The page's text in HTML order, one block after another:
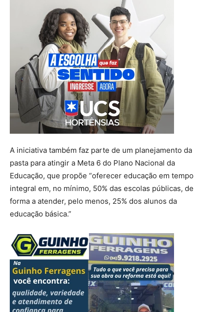
A iniciativa também faz parte de um planejamento da
pasta para atingir a Meta 6 do Plano Nacional da
Educação, que propõe “oferecer educação em tempo
integral em, no mínimo, 50% das escolas públicas, de
forma a atender, pelo menos, 25% dos alunos da
educação básica.”